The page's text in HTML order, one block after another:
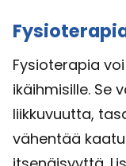
Fysioterapia
ikäihmisille. Se
liikkuvuutta,
vähentää